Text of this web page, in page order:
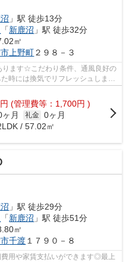
」駅 徒歩13分
「新鹿沼 」駅 徒歩32分
㎡
上野町２９８－３
ます☆こだわり条件、通風良好の
時には換気でリフレッシュしまし
...
円 (管理費等：1,700円 )
ヶ月 礼金 0ヶ月
/ 57.02㎡
」駅 徒歩29分
「新鹿沼 」駅 徒歩51分
㎡
千渡１７９０－８
用や家賃支払いができます◎最上